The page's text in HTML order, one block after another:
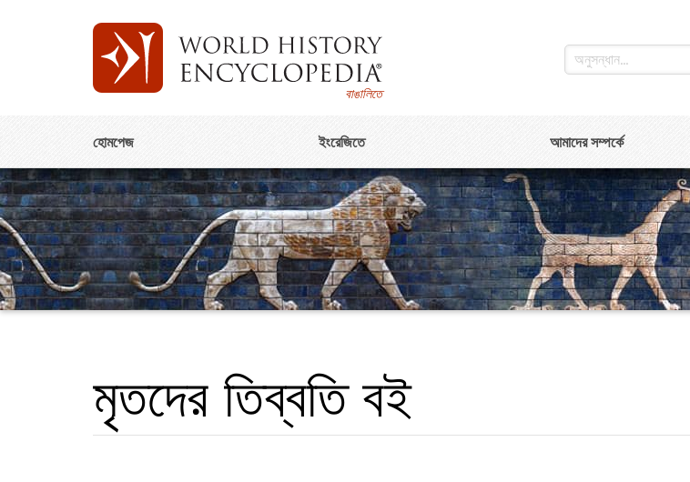
বাঙালিতে
হোমপেজ ইংরেজিতে আমাদের সম্পর্কে
মৃতদের তিব্বতি বই